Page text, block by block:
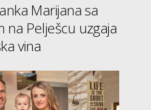
Marijana sa
na Pelješcu uzgaja
vina